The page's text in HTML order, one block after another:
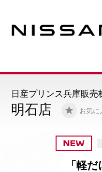
明石店 お気に
日産プリンス兵庫販売
「軽